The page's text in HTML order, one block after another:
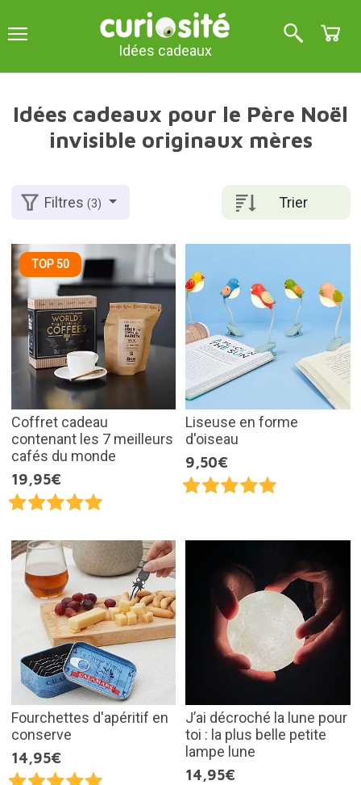
Idées cadeaux
Idées cadeaux pour le Père Noël
invisible originaux mères
Trier
Filtres(3)
TOP 50
Coffret cadeau
contenant les 7 meilleurs
cafés du monde
19,95€
Liseuse en forme
d'oiseau
9,50€
Fourchettes d'apéritif en
conserve
14,95€
J’ai décroché la lune pour
toi : la plus belle petite
lampe lune
14,95€